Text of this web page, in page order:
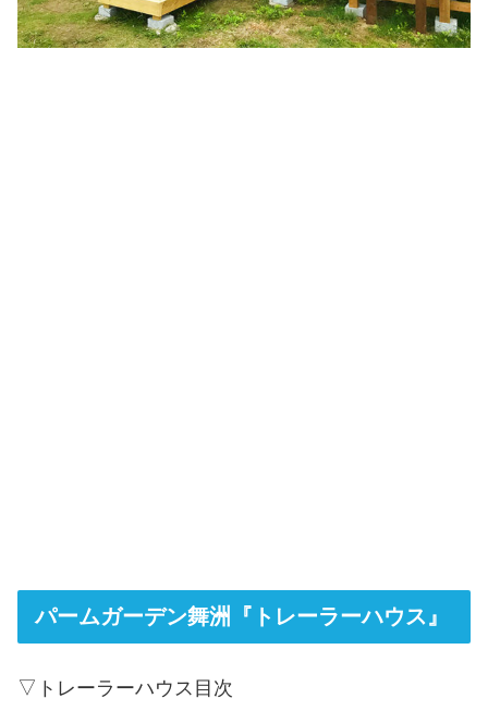
パームガーデン舞洲『トレーラーハウス』
▽トレーラーハウス目次